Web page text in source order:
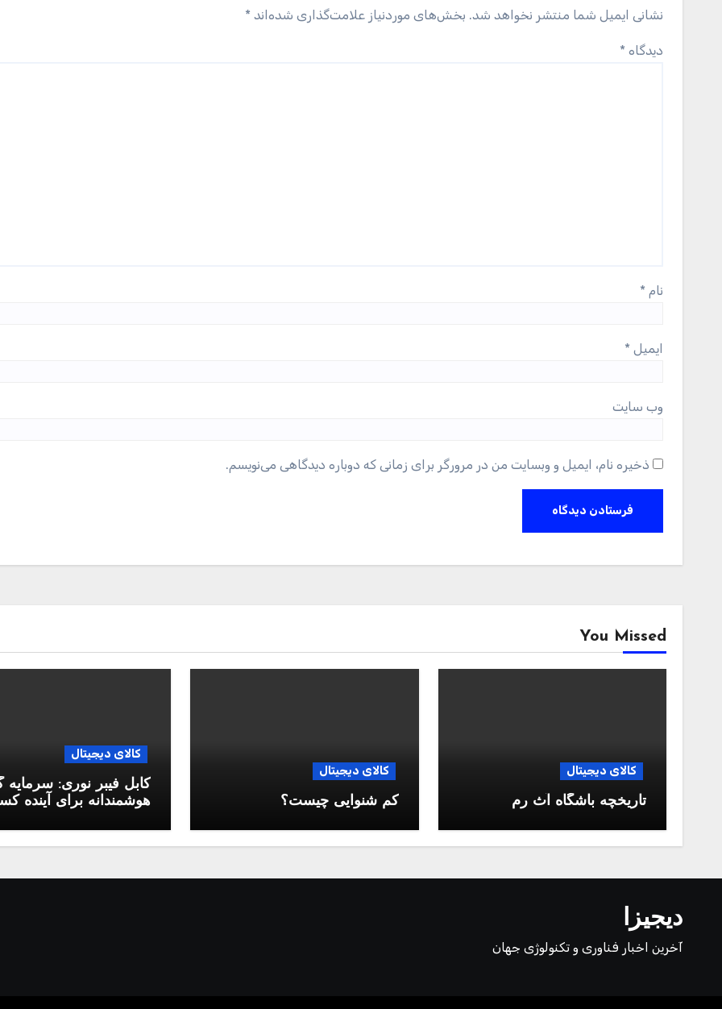
نشانی ایمیل شما منتشر نخواهد شد. بخش‌های موردنیاز علامت‌گذاری شده‌اند *
دیدگاه *
نام *
ایمیل *
وب‌ سایت
ذخیره نام، ایمیل و وبسایت من در مرورگر برای زمانی که دوباره دیدگاهی می‌نویسم.
You Missed
کالای دیجیتال
تاریخچه باشگاه آث رم
کالای دیجیتال
کم شنوایی چیست؟
کالای دیجیتال
کابل فیبر نوری: سرمایه
هوشمندانه برای آینده
دیجیزا
آخرین اخبار فناوری و تکنولوژی جهان